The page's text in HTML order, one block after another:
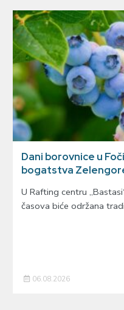
Dani borovnice u
bogatstva
U Rafting centru
časova biće održana
06.08.2026